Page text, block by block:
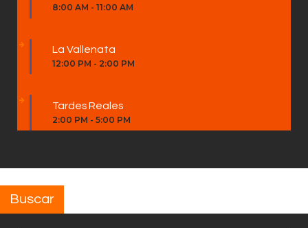
8:00 AM - 11:00 AM
La Vallenata
12:00 PM - 2:00 PM
Tardes Reales
2:00 PM - 5:00 PM
Buscar